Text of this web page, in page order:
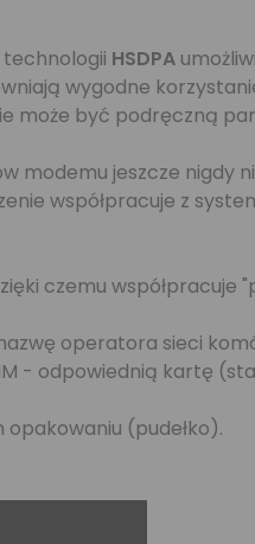
technologii HSDPA
wygodne
może być podręczną
modemu jeszcze nigdy
współpracuje z
czemu współpracuje
operatora sieci
- odpowiednią kartę
opakowaniu (pudełko).